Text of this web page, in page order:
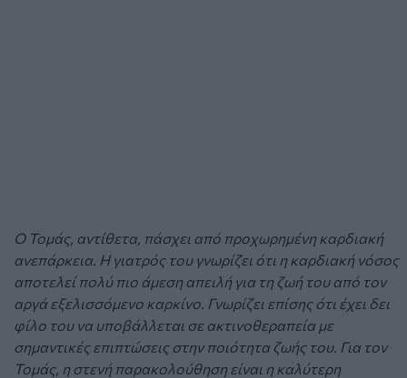
Ο Τομάς, αντίθετα, πάσχει από προχωρημένη καρδιακή
ανεπάρκεια. Η γιατρός του γνωρίζει ότι η καρδιακή νόσος
αποτελεί πολύ πιο άμεση απειλή για τη ζωή του από τον
αργά εξελισσόμενο καρκίνο. Γνωρίζει επίσης ότι έχει δει
φίλο του να υποβάλλεται σε ακτινοθεραπεία με
σημαντικές επιπτώσεις στην ποιότητα ζωής του. Για τον
Τομάς, η στενή παρακολούθηση είναι η καλύτερη